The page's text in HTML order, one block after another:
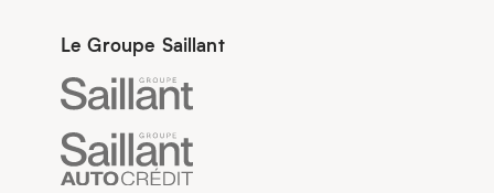
Le Groupe Saillant